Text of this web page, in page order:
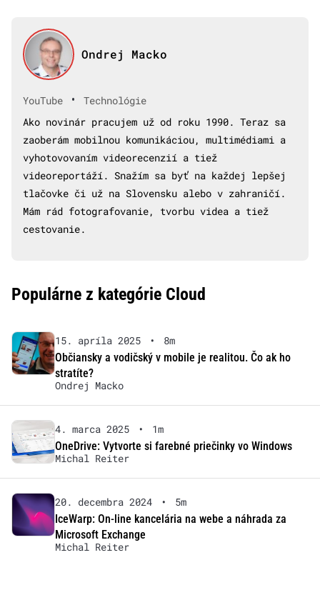
Ondrej Macko
YouTube •
Technológie
Ako novinár pracujem už od roku 1990. Teraz sa
zaoberám mobilnou komunikáciou, multimédiami a
vyhotovovaním videorecenzií a tiež
videoreportáží. Snažím sa byť na každej lepšej
tlačovke či už na Slovensku alebo v zahraničí.
Mám rád fotografovanie, tvorbu videa a tiež
cestovanie.
Populárne z kategórie Cloud
15. apríla 2025 •
8m
Občiansky a vodičský v mobile je realitou. Čo ak ho
stratíte?
Ondrej Macko
4. marca 2025 •
1m
OneDrive: Vytvorte si farebné priečinky vo Windows
Michal Reiter
20. decembra 2024 •
5m
IceWarp: On-line kancelária na webe a náhrada za
Microsoft Exchange
Michal Reiter